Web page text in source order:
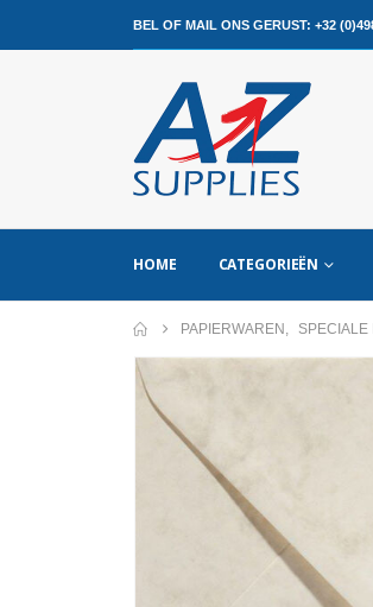
BEL OF MAIL ONS GERUST: +32
HOME CATEGORIEËN
PAPIERWAREN , SPECIALE